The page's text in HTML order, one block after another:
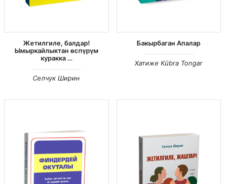
Жетилгиле, балдар!
Ымыркайлыктан өспүрүм
куракка …
Селчук Ширин
Бакырбаган Апалар
Хатиже Кübra Tongar